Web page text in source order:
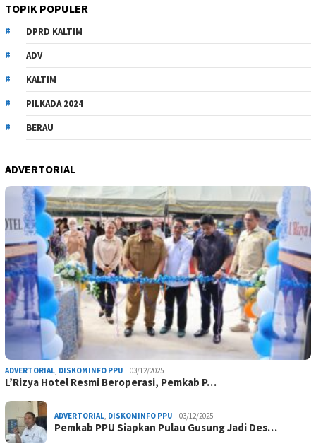
TOPIK POPULER
DPRD KALTIM
ADV
KALTIM
PILKADA 2024
BERAU
ADVERTORIAL
ADVERTORIAL, DISKOMINFO PPU 03/12/2025
L’Rizya Hotel Resmi Beroperasi, Pemkab P…
ADVERTORIAL, DISKOMINFO PPU 03/12/2025
Pemkab PPU Siapkan Pulau Gusung Jadi Des…